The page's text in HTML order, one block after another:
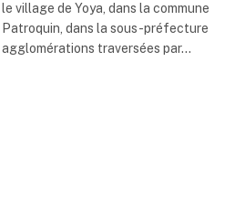
village de Yoya, dans la commune
dans la sous-préfecture
agglomérations traversées par…